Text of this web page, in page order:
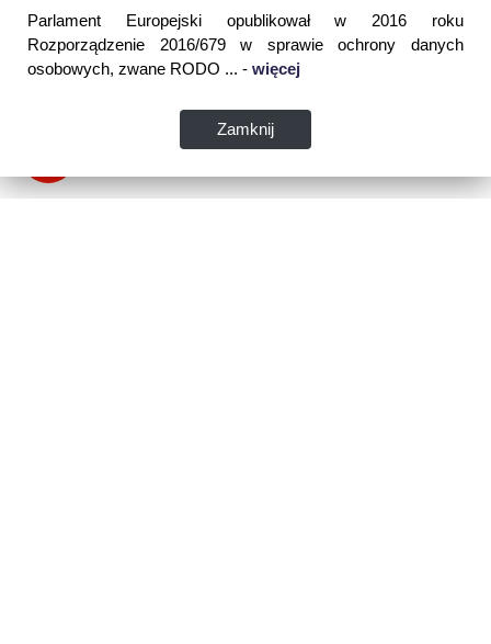
Parlament Europejski opublikował w 2016 roku
Rozporządzenie 2016/679 w sprawie ochrony danych
osobowych, zwane RODO ... - więcej
Zamknij